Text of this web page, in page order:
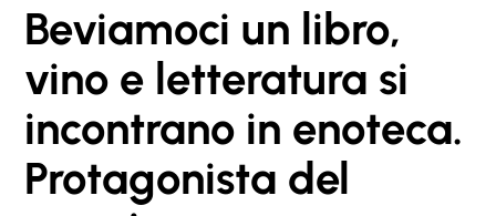
Beviamoci un libro,
vino e letteratura si
incontrano in enoteca.
Protagonista del